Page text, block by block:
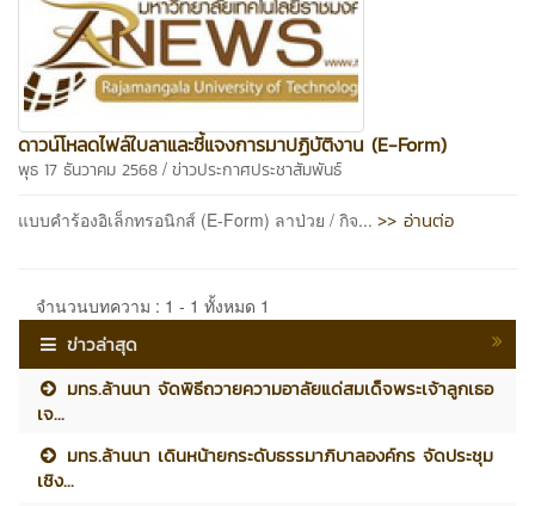
ดาวน์โหลดไฟล์ใบลาและชี้แจงการมาปฏิบัติงาน (E-Form)
พุธ 17 ธันวาคม 2568 / ข่าวประกาศประชาสัมพันธ์
แบบคำร้องอิเล็กทรอนิกส์ (E-Form) ลาป่วย / กิจ... >> อ่านต่อ
จำนวนบทความ : 1 - 1 ทั้งหมด 1
ข่าวล่าสุด
มทร.ล้านนา จัดพิธีถวายความอาลัยแด่สมเด็จพระเจ้าลูกเธอ
เจ...
มทร.ล้านนา เดินหน้ายกระดับธรรมาภิบาลองค์กร จัดประชุม
เชิง...